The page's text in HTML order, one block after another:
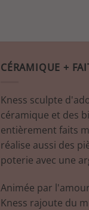
CÉRAMIQUE +
Kness sculpte
céramique et des
entièrement faits
réalise aussi des
poterie avec une
Animée par
Kness rajoute du